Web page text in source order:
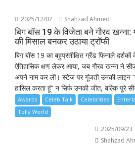
2025/12/07 Shahzad Ahmed
बिग बॉस 19 के विजेता बने गौरव
की मिसाल बनकर उठाया ट्रॉफी
बिग बॉस 19 का बहुप्रतीक्षित ग्रैंड फिनाले
ऐतिहासिक क्षण लेकर आया, जब गौरव खन्ना ने
अपने नाम कर ली। स्टेज पर गूंजती उनकी लाइन
हासिल करता हूं” न सिर्फ उनकी जीत, बल्कि पूरे
Awards Celeb Talk Celebrities
Telly World
2025/09/23
Shahzad